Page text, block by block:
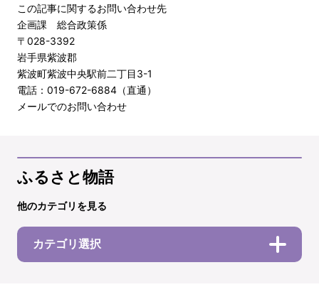
この記事に関するお問い合わせ先
企画課 総合政策係
〒028-3392
岩手県紫波郡
紫波町紫波中央駅前二丁目3-1
電話：019-672-6884（直通）
メールでのお問い合わせ
ふるさと物語
他のカテゴリを見る
カテゴリ選択